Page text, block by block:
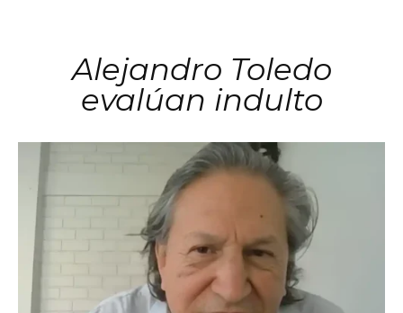
Alejandro Toledo
evalúan indulto